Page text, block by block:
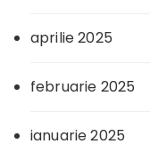
aprilie 2025
februarie 2025
ianuarie 2025